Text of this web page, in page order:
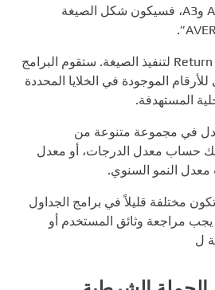
معدلها في الخلايا A1 وA2 وA3، فسيكون شكل الصيغة
اضغط على زر Enter أو Return لتنفيذ الصيغة. ستقوم البرامج
الموجودة في الخلايا المحددة
المستهدفة.
في مجموعة متنوعة من
حساب معدل الدرجات، أو معدل
النمو السنوي.
مختلفة قليلاً في برامج الجداول
يجب مراجعة وثائق المستخدم أو
ل